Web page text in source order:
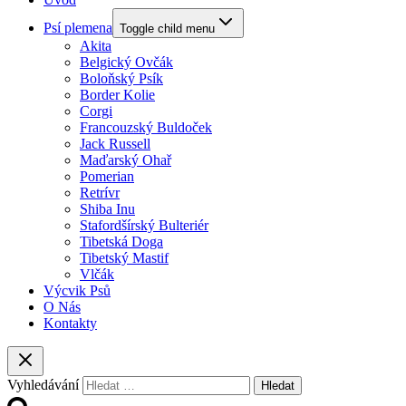
Psí plemena Toggle child menu
Akita
Belgický Ovčák
Boloňský Psík
Border Kolie
Corgi
Francouzský Buldoček
Jack Russell
Maďarský Ohař
Pomerian
Retrívr
Shiba Inu
Stafordšírský Bulteriér
Tibetská Doga
Tibetský Mastif
Vlčák
Výcvik Psů
O Nás
Kontakty
Vyhledávání